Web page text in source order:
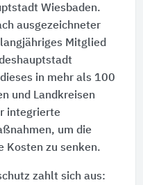
Wiesbaden.
ausgezeichneter
Mitglied
in mehr als 100
und Landkreisen
integrierte
um die
Kosten zu senken.
zahlt sich aus: